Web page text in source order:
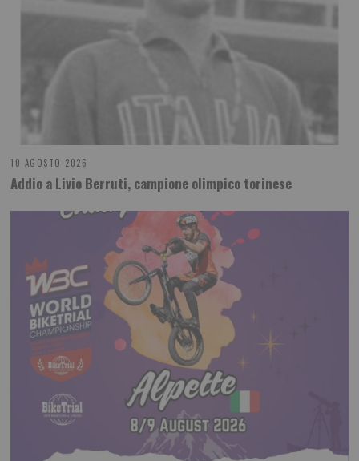
10 AGOSTO 2026
Addio a Livio Berruti, campione olimpico torinese